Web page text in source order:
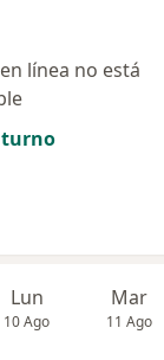
línea no está
Lun
10 Ago
Mar
11 Ago